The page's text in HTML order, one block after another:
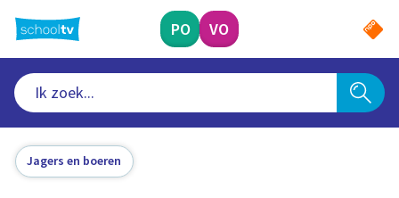
naar
hoofdinhoud
PO VO
Jagers en boeren